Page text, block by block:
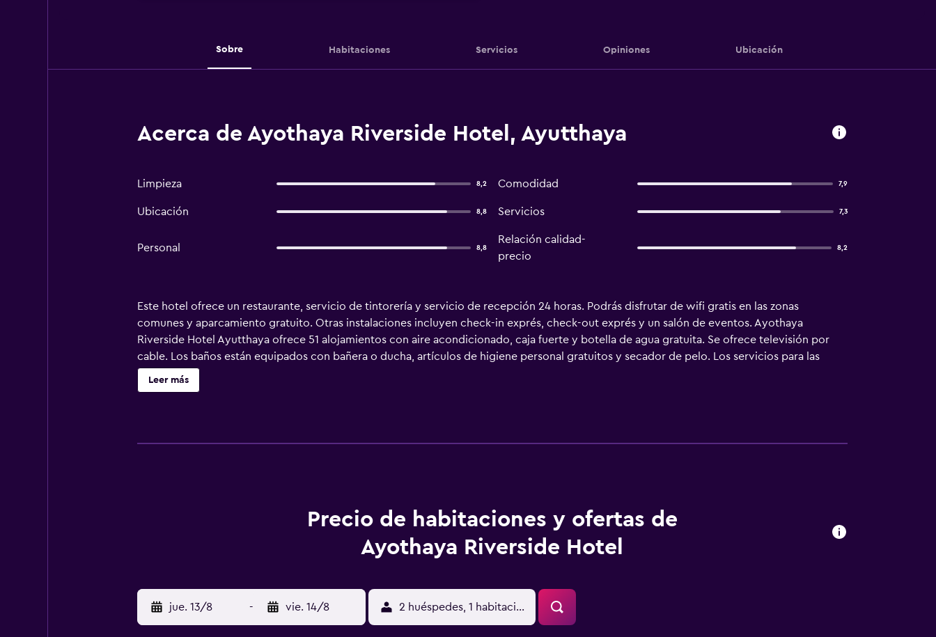
Sobre Habitaciones Servicios Opiniones Ubicación
Acerca de Ayothaya Riverside Hotel, Ayutthaya
Limpieza 8,2 Comodidad 7,9
Ubicación 8,8 Servicios 7,3
Personal 8,8
Relación calidad-
precio
8,2
Este hotel ofrece un restaurante, servicio de tintorería y servicio de recepción 24 horas. Podrás disfrutar de wifi gratis en las zonas
comunes y aparcamiento gratuito. Otras instalaciones incluyen check-in exprés, check-out exprés y un salón de eventos. Ayothaya
Riverside Hotel Ayutthaya ofrece 51 alojamientos con aire acondicionado, caja fuerte y botella de agua gratuita. Se ofrece televisión por
cable. Los baños están equipados con bañera o ducha, artículos de higiene personal gratuitos y secador de pelo. Los servicios para las
personas de negocios incluyen escritorio y teléfono. Se ofrece servicio de limpieza todos los días.
Leer más
Precio de habitaciones y ofertas de
Ayothaya Riverside Hotel
jue. 13/8 - vie. 14/8 2 huéspedes, 1 habitación